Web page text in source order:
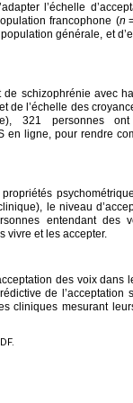
l’échelle
francophone (n
générale, et
schizophrénie avec
de l’échelle des
321 personnes
en ligne, pour rendre
le niveau
entendant des
vivre et les accepter.
des voix
de
cliniques mesurant